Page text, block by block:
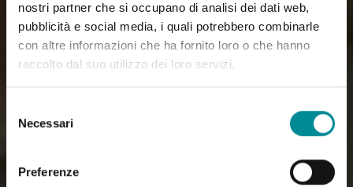
nostri partner che si occupano di analisi dei dati web,
pubblicità e social media, i quali potrebbero combinarle
con altre informazioni che ha fornito loro o che hanno
raccolto dal suo utilizzo dei loro servizi.
delNecessari
Preferenze